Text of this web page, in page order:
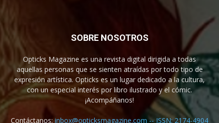
SOBRE NOSOTROS
Opticks Magazine es una revista digital dirigida a todas
aquellas personas que se sienten atraídas por todo tipo de
expresión artística. Opticks es un lugar dedicado a la cultura,
con un especial interés por libro ilustrado y el cómic.
¡Acompáñanos!
Contáctanos:inbox@opticksmagazine.com -- ISSN: 2174-4904